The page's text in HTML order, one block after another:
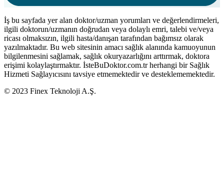
İş bu sayfada yer alan doktor/uzman yorumları ve değerlendirmeleri,
ilgili doktorun/uzmanın doğrudan veya dolaylı emri, talebi ve/veya
ricası olmaksızın, ilgili hasta/danışan tarafından bağımsız olarak
yazılmaktadır. Bu web sitesinin amacı sağlık alanında kamuoyunun
bilgilenmesini sağlamak, sağlık okuryazarlığını arttırmak, doktora
erişimi kolaylaştırmaktır. İsteBuDoktor.com.tr herhangi bir Sağlık
Hizmeti Sağlayıcısını tavsiye etmemektedir ve desteklememektedir.
© 2023 Finex Teknoloji A.Ş.